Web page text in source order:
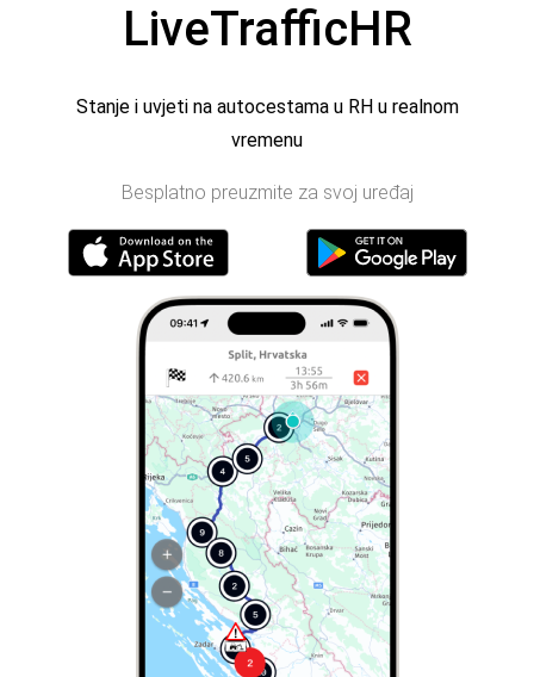
LiveTrafficHR
Stanje i uvjeti na autocestama u RH u realnom
vremenu
Besplatno preuzmite za svoj uređaj